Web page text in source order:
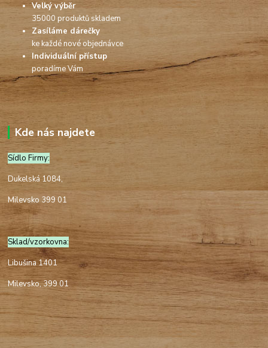
Velký výběr
35000 produktů skladem
Zasíláme dárečky
ke každé nové objednávce
Individuální přístup
poradíme Vám
Kde nás najdete
Sídlo Firmy:
Dukelská 1084,
Milevsko 399 01
Sklad/vzorkovna:
Libušina 1401
Milevsko, 399 01